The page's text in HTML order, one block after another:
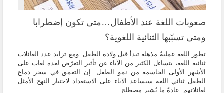
صعوبات اللغة عند الأطفال…متى تكون إضطرابا
ومتى تسبّبها الثنائية اللغوية؟
تطور اللغة عمليةٌ مذهلة تبدأ قبل ولادة الطفل. ومع تزايد عدد العائلات
ثنائية اللغة، يتساءل الكثير من الآباء عن تأثير التعرّض لعدة لغات على
الأشهر الأولى الحاسمة من نمو الطفل. إن التعمق في سحر دماغ
الطفل ثنائي اللغة سيساعد الآباء على الاستعداد لاختيار النهج الأمثل
لعائلاتهم. عادةً ما يُشير مصطلح ...